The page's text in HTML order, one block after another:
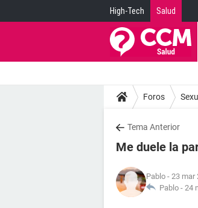
High-Tech Salud
Foros
Tema Anterior
Me duele la
Pablo - 23 mar
Pablo - 24